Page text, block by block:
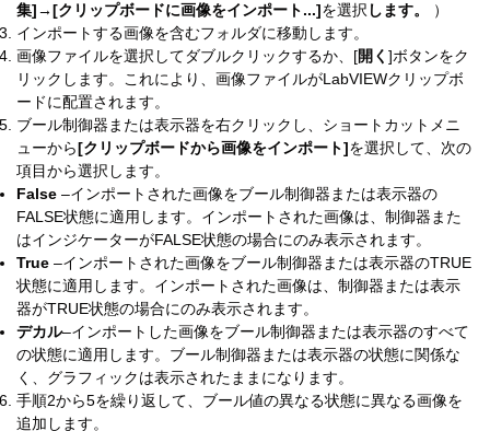
集]→[クリップボードに画像をインポート...]を選択 します。
）
インポートする画像を含むフォルダに移動します。
画像ファイルを選択してダブルクリックするか、[開く ]ボタンをク
リックし ます。これにより、画像ファイルがLabVIEWクリップボ
ードに配置されます。
ブール制御器または表示器を右クリック し、ショートカットメニ
ューから[クリップボードから画像をインポート]を選択して、次の
項目から選択します。
False –インポートされた画像をブール制御器または表示器の
FALSE状態に適用します。インポートされた画像は、制御器また
はインジケーターがFALSE状態の場合にのみ表示されます。
True –インポートされた画像をブール制御器または表示器のTRUE
状態に適用します。インポートされた画像は、制御器または表示
器がTRUE状態の場合にのみ表示されます。
デカル–インポートした画像をブール制御器または表示器のすべて
の状態に適用します。ブール制御器または表示器の状態に関係な
く、グラフィックは表示されたままになります。
手順2から5を繰り返して、ブール値の異なる状態に異なる画像を
追加します。